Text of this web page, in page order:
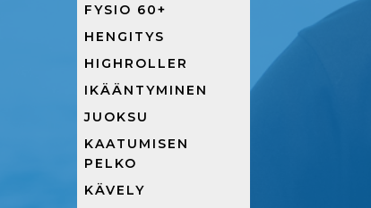
FYSIO 60+
HENGITYS
HIGHROLLER
IKÄÄNTYMINEN
JUOKSU
KAATUMISEN
PELKO
KÄVELY